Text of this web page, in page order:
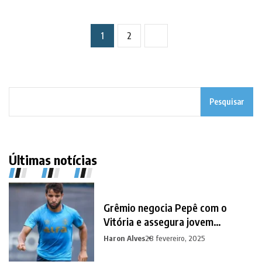
1 2
Pesquisar
Últimas notícias
Grêmio negocia Pepê com o
Vitória e assegura jovem
promessa em contrapartida
Haron Alves28 fevereiro, 2025